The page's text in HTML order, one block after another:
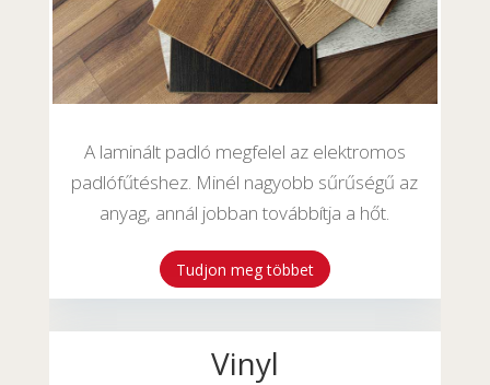
A laminált padló megfelel az elektromos
padlófűtéshez. Minél nagyobb sűrűségű az
anyag, annál jobban továbbítja a hőt.
Tudjon meg többet
Vinyl